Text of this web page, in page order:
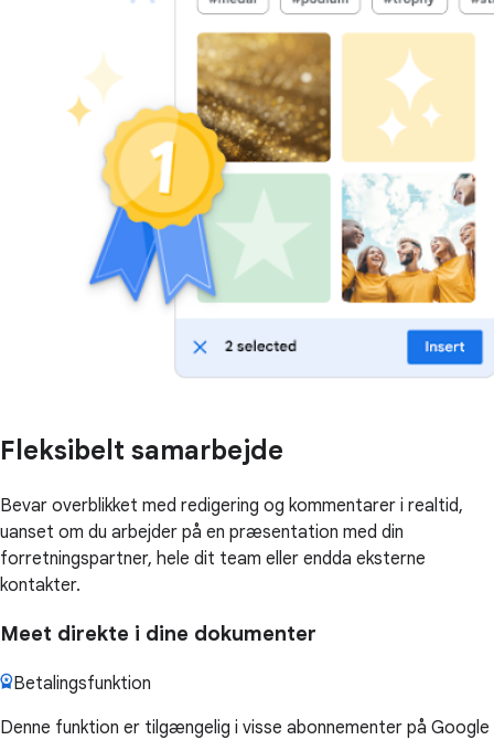
Fleksibelt samarbejde
Bevar overblikket med redigering og kommentarer i realtid,
uanset om du arbejder på en præsentation med din
forretningspartner, hele dit team eller endda eksterne
kontakter.
Meet direkte i dine dokumenter
Betalingsfunktion
Denne funktion er tilgængelig i visse abonnementer på Google